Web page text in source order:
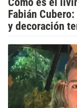
Fabián
y decoración